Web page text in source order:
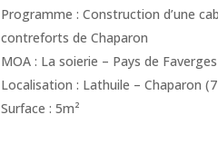
Programme : Construction d’une
contreforts de Chaparon
MOA : La soierie – Pays de Faverges
Localisation : Lathuile – Chaparon
Surface : 5m²